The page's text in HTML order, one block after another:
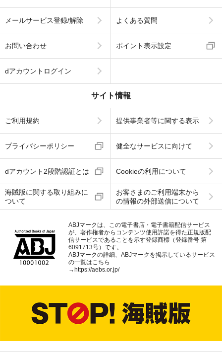
メールサービス登録/解除 よくある質問
お問い合わせ ポイント表示設定
dアカウントログイン
サイト情報
ご利用規約 提供事業者等に関する表示
プライバシーポリシー 健全なサービスに向けて
dアカウント2段階認証とは Cookieの利用について
海賊版に関する取り組みに
ついて
お客さまのご利用端末から
の情報の外部送信について
ABJマークは、この電子書店・電子書籍配信サービス
が、著作権者からコンテンツ使用許諾を得た正規版配
信サービスであることを示す登録商標（登録番号 第
6091713号）です。
ABJマークの詳細、ABJマークを掲示しているサービス
の一覧はこちら
→ https://aebs.or.jp/